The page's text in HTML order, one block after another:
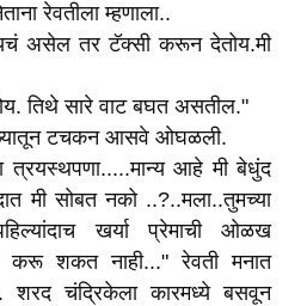
रेवतीला म्हणाला..
असेल तर टॅक्सी करून देतोय.मी
तिथे सारे वाट बघत असतील."
टचकन आसवे ओघळली.
त्रयस्थपणा.....मान्य आहे मी बेधुंद
मी सोबत नको ..?..मला..तुमच्या
खर्या प्रेमाची ओळख
करू शकत नाही..." रेवती मनात
शरद चंद्रिकेला कारमध्ये बसवून